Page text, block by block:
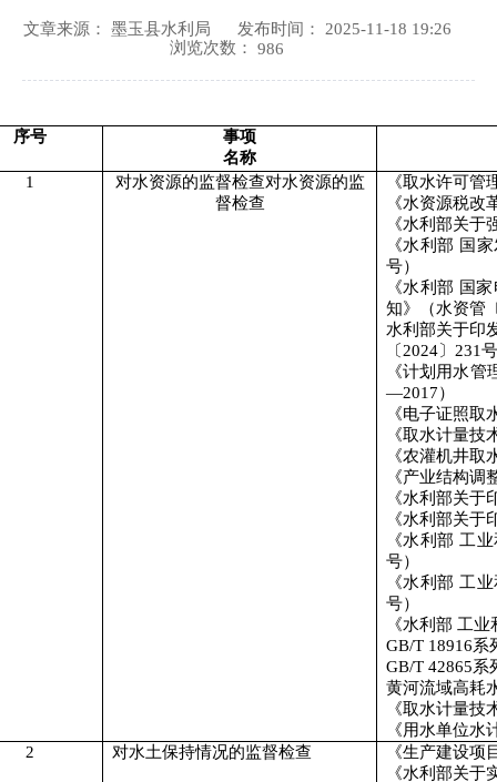
文章来源： 墨玉县水利局
发布时间： 2025-11-18 19:26
浏览次数： 986
序号
事项
名称
1
对水资源的监督检查对水资源的监
督检查
《取水许可管
《水资源税改
《水利部关
《水利部 国
号）
《水利部 国
知》（水资管
水利部关于印
〔 2024〕 231
《计划用水管
—2017）
《电子证照取
《取水计量技
《农灌机井取
《产业结构调
《水利部关
《水利部关
《水利部 工
号）
《水利部 工
号）
《水利部 工业
GB/T 18916系
GB/T 42865系
黄河流域高耗
《取水计量技
《用水单位水
2
对水土保持情况的监督检查
《生产建设
《水利部关